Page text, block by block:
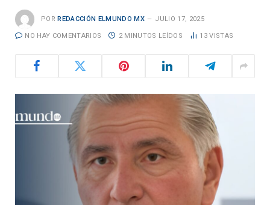
POR REDACCIÓN ELMUNDO MX JULIO 17, 2025
NO HAY COMENTARIOS 2 MINUTOS LEÍDOS 13VISTAS